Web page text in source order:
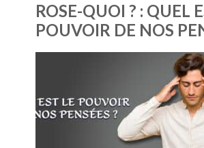
ROSE-QUOI ? : QUEL
POUVOIR DE NOS